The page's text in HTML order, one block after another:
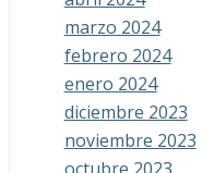
marzo 2024
febrero 2024
enero 2024
diciembre 2023
noviembre 2023